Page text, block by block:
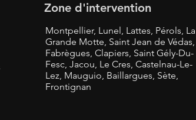
Zone d'intervention
Montpellier, Lunel, Lattes, Pérols, La
Grande Motte, Saint Jean de Védas,
Fabrègues, Clapiers, Saint Gély-Du-
Fesc, Jacou, Le Cres, Castelnau-Le-
Lez, Mauguio, Baillargues, Sète,
Frontignan